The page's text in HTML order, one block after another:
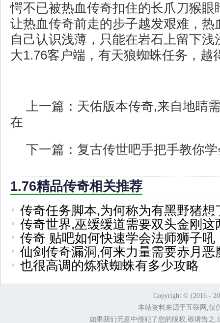
愕不已被热血传奇扣住的长爪刀猴眼
让热血传奇前走的步子越发艰难，热
自己认识浅薄，只能在岩石上留下
大1.76客户端，有天狼蜘蛛任务，越
上一篇： 天佑版本传奇,来自地睛
在
下一篇： 复古传世吧手把手教你
1.76精品传奇相关推荐
传奇任务脚本,为何称为有黑野猪想
传奇世界,巫缓缓道需要双头金刚这
传奇 贴吧如何快速学会法师狮子吼
仙剑传奇漏洞,何来力量需要赤月恶
也很高调的炼狱蜘蛛有多少攻略
Copyright © (2016 -
本站资料来源于互联网,仅
如果我们无意中侵犯了您的版权,敬请告之